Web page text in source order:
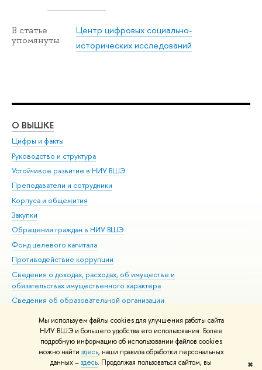
Мы используем файлы cookies для улучшения работы сайта
НИУ ВШЭ и большего удобства его использования. Более
подробную информацию об использовании файлов cookies
можно найти здесь, наши правила обработки персональных
данных –здесь. Продолжая пользоваться сайтом, вы
✖
В статье
упомянуты
Центр цифровых социально-
исторических исследований
О ВЫШКЕ
Цифры и факты
Руководство и структура
Устойчивое развитие в НИУ ВШЭ
Преподаватели и сотрудники
Корпуса и общежития
Закупки
Обращения граждан в НИУ ВШЭ
Фонд целевого капитала
Противодействие коррупции
Сведения о доходах, расходах, об имуществе и
обязательствах имущественного характера
Сведения об образовательной организации
Людям с ограниченными возможностями здоровья
Единая платежная страница
Работа в Вышке